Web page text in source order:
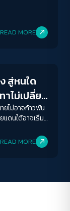
READ MORE
สู่หนใด
ไม่เปลี่ยน
ยไม่อาจก้าวพ้น
ดนใต้อาจเริ่ม
READ MORE
มากที่สุด
Tritan